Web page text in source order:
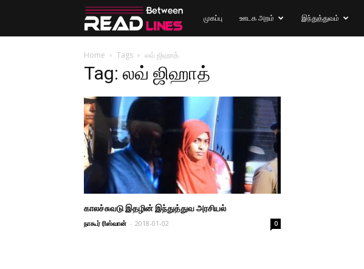
Read
முகப்பு ஊடக அறம் இந்துத்துவம்
Home Tags லவ் ஜிஹாத்
Tag: லவ் ஜிஹாத்
காலச்சுவடு இதழின் இந்துத்துவ அரசியல்
நாகூர் ரிஸ்வான் - 2018-01-02 0